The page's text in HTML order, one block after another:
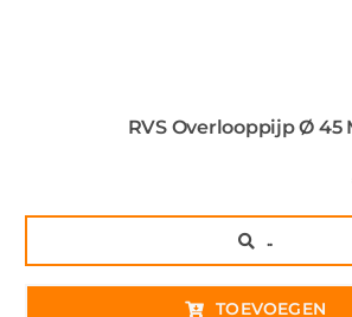
RVS Overlooppijp Ø 45
..
TOEVOEGEN